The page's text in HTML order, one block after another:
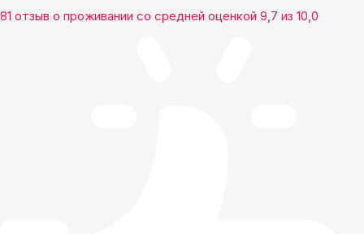
81 отзыв о проживании со средней оценкой 9,7 из 10,0